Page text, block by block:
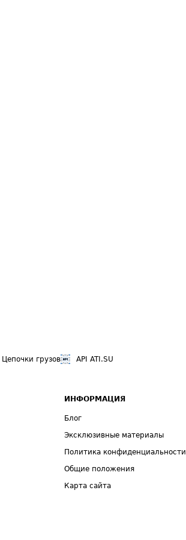
Цепочки грузов API ATI.SU
ИНФОРМАЦИЯ
Блог
Эксклюзивные материалы
Политика конфиденциальности
Общие положения
Карта сайта